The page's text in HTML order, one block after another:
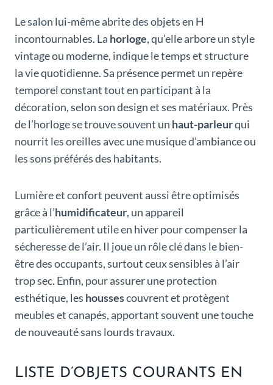
Le salon lui-même abrite des objets en H
incontournables. La horloge, qu’elle arbore un style
vintage ou moderne, indique le temps et structure
la vie quotidienne. Sa présence permet un repère
temporel constant tout en participant à la
décoration, selon son design et ses matériaux. Près
de l’horloge se trouve souvent un haut-parleurqui
nourrit les oreilles avec une musique d’ambiance ou
les sons préférés des habitants.
Lumière et confort peuvent aussi être optimisés
grâce à l’humidificateur, un appareil
particulièrement utile en hiver pour compenser la
sécheresse de l’air. Il joue un rôle clé dans le bien-
être des occupants, surtout ceux sensibles à l’air
trop sec. Enfin, pour assurer une protection
esthétique, les houssescouvrent et protègent
meubles et canapés, apportant souvent une touche
de nouveauté sans lourds travaux.
LISTE D’OBJETS COURANTS EN